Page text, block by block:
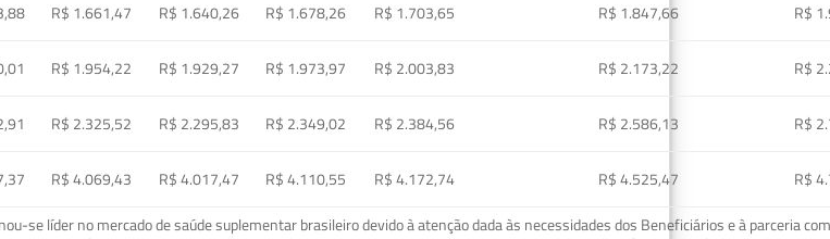
R$ 1.661,47 R$ 1.640,26 R$ 1.678,26 R$ 1.703,65 R$ 1.847,66
R$
R$ 1.954,22 R$ 1.929,27 R$ 1.973,97 R$ 2.003,83 R$ 2.173,22
R$
R$ 2.325,52 R$ 2.295,83 R$ 2.349,02 R$ 2.384,56 R$ 2.586,13
R$
R$ 4.069,43 R$ 4.017,47 R$ 4.110,55 R$ 4.172,74 R$ 4.525,47
R$
se líder no mercado de saúde suplementar brasileiro devido à atenção dada às necessidades dos Beneficiários e à parceria